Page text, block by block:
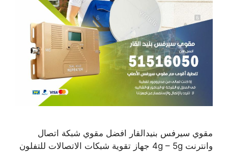
مقوي سيرفس بنيدالقار افضل مقوي شبكة اتصال
وانترنت 4g – 5g جهاز تقوية شبكات الاتصالات للتفلون